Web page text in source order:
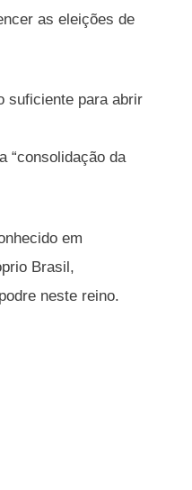
as eleições de
suficiente para abrir
“consolidação da
em
Brasil,
neste reino.